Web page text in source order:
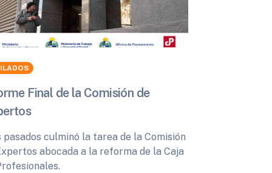
Final de la Comisión de
pasados culminó la tarea de la Comisión
abocada a la reforma de la Caja